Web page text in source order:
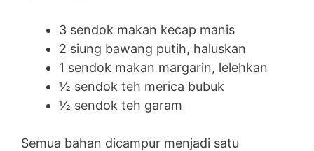
3 sendok makan kecap manis
2 siung bawang putih, haluskan
1 sendok makan margarin, lelehkan
½ sendok teh merica bubuk
½ sendok teh garam
Semua bahan dicampur menjadi satu